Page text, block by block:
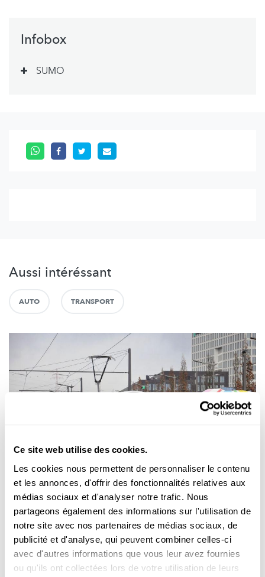
Ce site web utilise des cookies.
Les cookies nous permettent de personnaliser le contenu
et les annonces, d'offrir des fonctionnalités relatives aux
médias sociaux et d'analyser notre trafic. Nous
partageons également des informations sur l'utilisation de
notre site avec nos partenaires de médias sociaux, de
publicité et d'analyse, qui peuvent combiner celles-ci
avec d'autres informations que vous leur avez fournies
ou qu'ils ont collectées lors de votre utilisation de leurs
Infobox
SUMO
Aussi intéréssant
AUTO TRANSPORT
FACT CHECK: GRATUITÉ DES TRANSPORTS EN COMMUN
Les transports publics gratuits, à quoi ça sert
?
Le Luxembourg est mondialement admiré mais la suppression
des billets dans les transports est-elle l’arme magique contre...
FNR